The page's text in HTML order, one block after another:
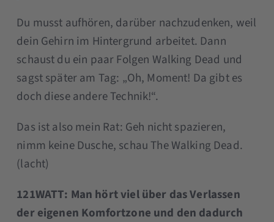
Du musst aufhören, darüber nachzudenken, weil
dein Gehirn im Hintergrund arbeitet. Dann
schaust du ein paar Folgen Walking Dead und
sagst später am Tag: „Oh, Moment! Da gibt es
doch diese andere Technik!“.
Das ist also mein Rat: Geh nicht spazieren,
nimm keine Dusche, schau The Walking Dead.
(lacht)
121WATT: Man hört viel über das Verlassen
der eigenen Komfortzone und den dadurch